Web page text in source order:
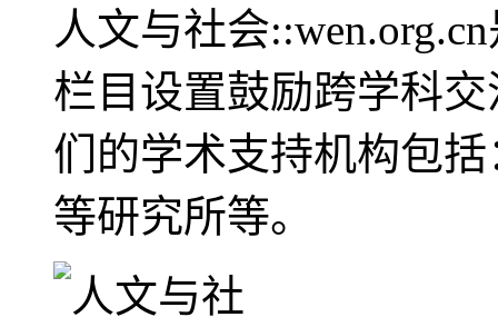
人文与社会
栏目设置鼓励跨学科
们的学术支持机构包
等研究所等。